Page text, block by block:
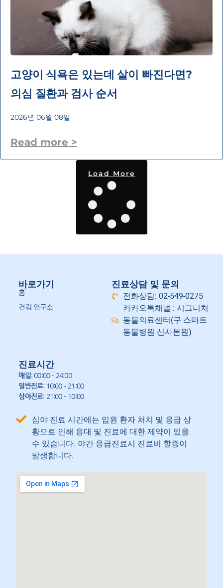
고양이 식욕은 있는데 살이 빠진다면?
의심 질환과 검사 순서
2026년 06월 08일
Read more >
Load More
바로가기
홈
건강 연구소
진료상담 및 문의
전화상담: 02-549-0275
카카오톡채널 : 시그니처
동물의료센터(구 스마트
동물병원 신사본원)
진료시간
매일: 00:00 – 24:00
일반진료: 10:00 – 21:00
심야진료: 21:00 – 10:00
심야 진료 시간에는 입원 환자 처치 및 응급 상
황으로 인해 응대 및 진료에 대한 제약이 있을
수 있습니다. 야간 응급진료시 진료비 할증이
발생합니다.